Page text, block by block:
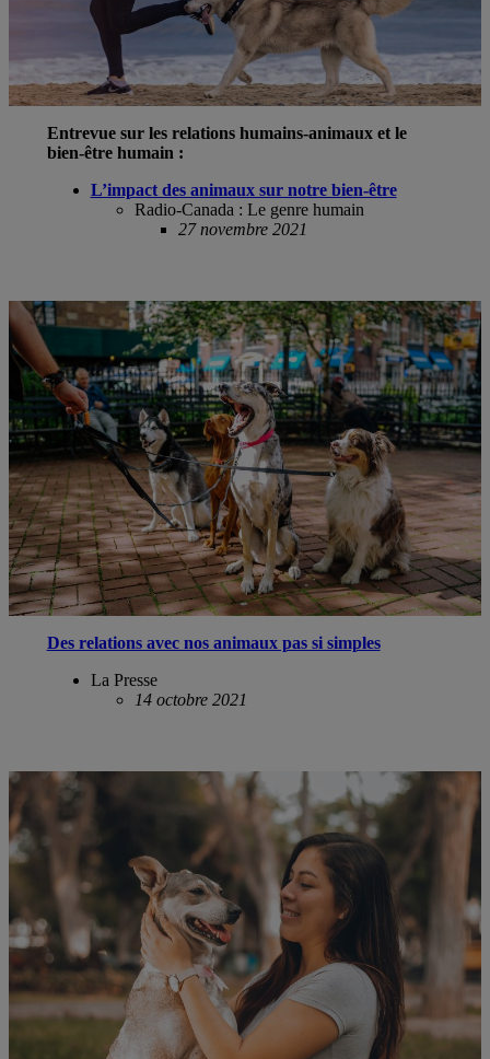
Entrevue sur les relations humains-animaux et le
bien-être humain :
L’impact des animaux sur notre bien-être
Radio-Canada : Le genre humain
27 novembre 2021
Des relations avec nos animaux pas si simples
La Presse
14 octobre 2021